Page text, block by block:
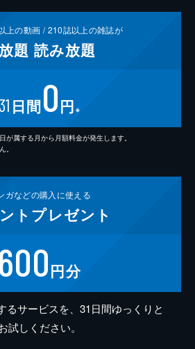
上の動画 /210誌以上の雑誌が
題 読み放題
31 日間0円 ※
属する月から月額料金が発生します。
。
ガなどの購入に使える
ト プレゼント
600円分
るサービスを、31日間ゆっくりと
試しください。